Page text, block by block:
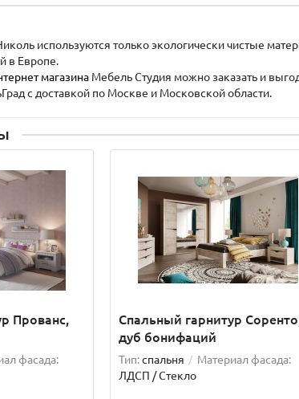
используются только экологически чистые
в Европе.
магазина Мебель Студия можно заказать и
с доставкой по Москве и Московской области.
Прованс,
фасада:
Спальный гарнитур
дуб бонифаций
Тип:спальня
Материал фасада:
ЛДСП / Стекло